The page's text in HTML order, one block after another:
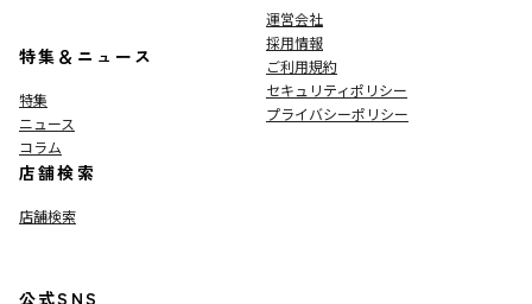
特集＆ニュース
特集
ニュース
コラム
店舗検索
店舗検索
運営会社
採用情報
ご利用規約
セキュリティポリシー
プライバシーポリシー
公式SNS